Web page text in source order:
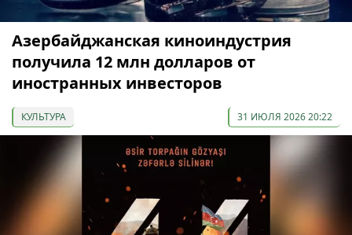
Азербайджанская киноиндустрия
получила 12 млн долларов от
иностранных инвесторов
КУЛЬТУРА 31 ИЮЛЯ 2026 20:22